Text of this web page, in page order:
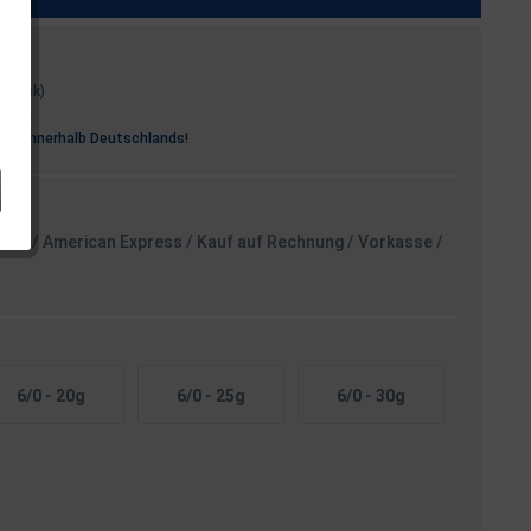
Stück)
innerhalb Deutschlands!
/ American Express / Kauf auf Rechnung / Vorkasse /
6/0 - 20g 6/0 - 25g 6/0 - 30g